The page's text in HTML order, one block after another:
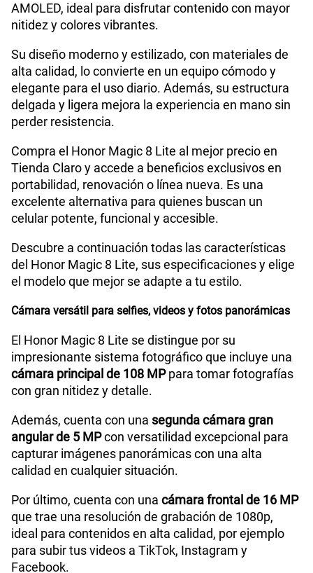
Ver menos planes
Tamaño de Pantalla 6.79
WiFI
Peso
Bluetooth
Cámara de fotos Principal
Cámara de fotos Frontal
Radio FM
Capacidad Memoria Externa
Capacidad Memoria Interna 512 GB
Capacidad Memoria RAM 8GB + HONOR RAM Turbo 8GB
GPS
AMOLED, ideal para disfrutar contenido con mayor
nitidez y colores vibrantes.
Su diseño moderno y estilizado, con materiales de
alta calidad, lo convierte en un equipo cómodo y
elegante para el uso diario. Además, su estructura
delgada y ligera mejora la experiencia en mano sin
perder resistencia.
Compra el Honor Magic 8 Lite al mejor precio en
Tienda Claro y accede a beneficios exclusivos en
portabilidad, renovación o línea nueva. Es una
excelente alternativa para quienes buscan un
celular potente, funcional y accesible.
Descubre a continuación todas las características
del Honor Magic 8 Lite, sus especificaciones y elige
el modelo que mejor se adapte a tu estilo.
Cámara versátil para selfies, videos y fotos panorámicas
El Honor Magic 8 Lite se distingue por su
impresionante sistema fotográfico que incluye una
cámara principal de 108 MPpara tomar fotografías
con gran nitidez y detalle.
Además, cuenta con una segunda cámara gran
angular de 5 MPcon versatilidad excepcional para
capturar imágenes panorámicas con una alta
calidad en cualquier situación.
Por último, cuenta con una cámara frontal de 16 MP
que trae una resolución de grabación de 1080p,
ideal para contenidos en alta calidad, por ejemplo
para subir tus videos a TikTok, Instagram y
Facebook.